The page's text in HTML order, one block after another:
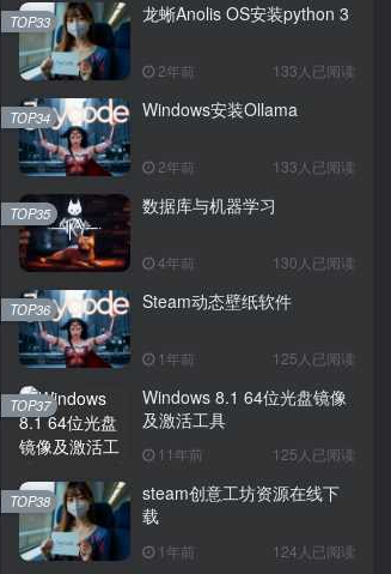
龙蜥Anolis OS安装python 3
2年前 133人已阅读
TOP33
Windows安装Ollama
2年前 133人已阅读
TOP34
数据库与机器学习
4年前 130人已阅读
TOP35
Steam动态壁纸软件
1年前 125人已阅读
TOP36
Windows 8.1 64位光盘镜像
及激活工具
11年前 125人已阅读
TOP37
steam创意工坊资源在线下
载
1年前 124人已阅读
TOP38